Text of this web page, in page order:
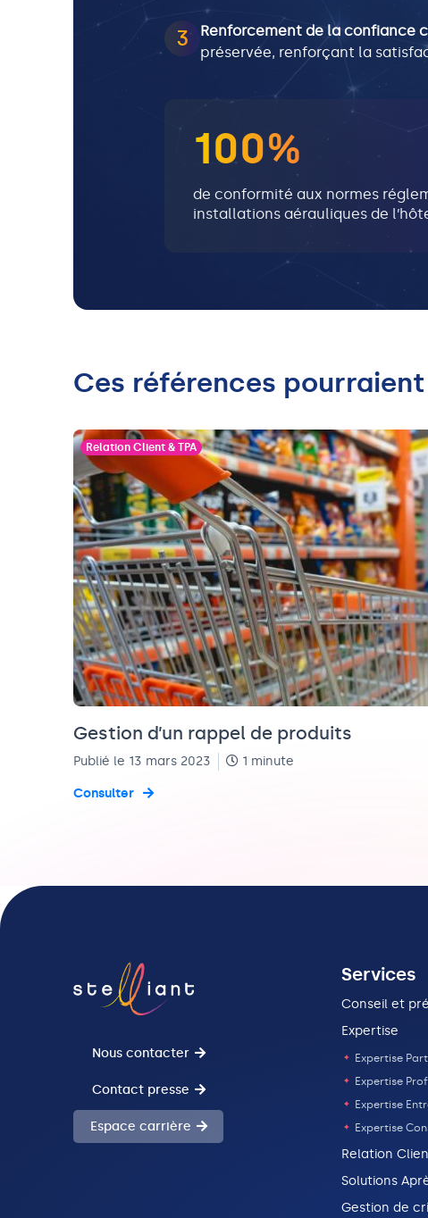
3 Renforcement de la confiance
préservée, renforçant la
100%
de conformité aux normes
installations aérauliques de
Ces références
Relation Client & TPA
Gestion d’un rappel de produits
Publié le 13 mars 2023 1 minute
Consulter
Nous contacter
Contact presse
Espace carrière
Services
Conseil et
Expertise
Expertise
Expertise
Expertise
Expertise
Relation
Solutions
Gestion de